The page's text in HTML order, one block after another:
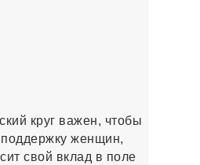
круг важен, чтобы
поддержку женщин,
свой вклад в поле